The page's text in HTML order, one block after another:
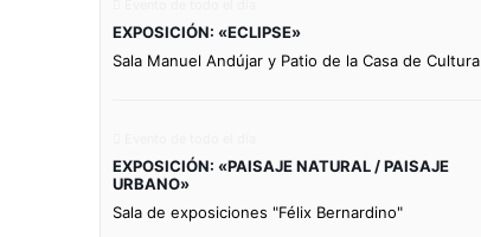
EXPOSICIÓN: «ECLIPSE»
Sala Manuel Andújar y Patio de la Casa de Cultura
EXPOSICIÓN: «PAISAJE NATURAL / PAISAJE
URBANO»
Sala de exposiciones "Félix Bernardino"